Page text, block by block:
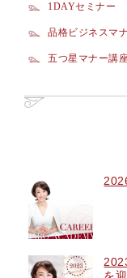
1DAYセミナー
品格ビジネスマ
五つ星マナー講